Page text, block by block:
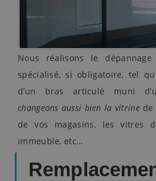
Nous réalisons le
spécialisé, si obligatoire, tel
d’un bras articulé muni
changeons aussi bien la vitrinede
de vos magasins, les vitres
immeuble, etc…